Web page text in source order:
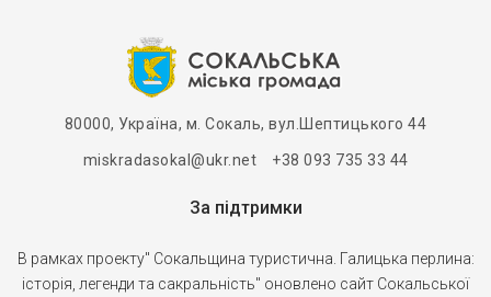
80000, Україна, м. Сокаль, вул.Шептицького 44
miskradasokal@ukr.net +38 093 735 33 44
За підтримки
В рамках проекту" Сокальщина туристична. Галицька перлина:
історія, легенди та сакральність" оновлено сайт Сокальської